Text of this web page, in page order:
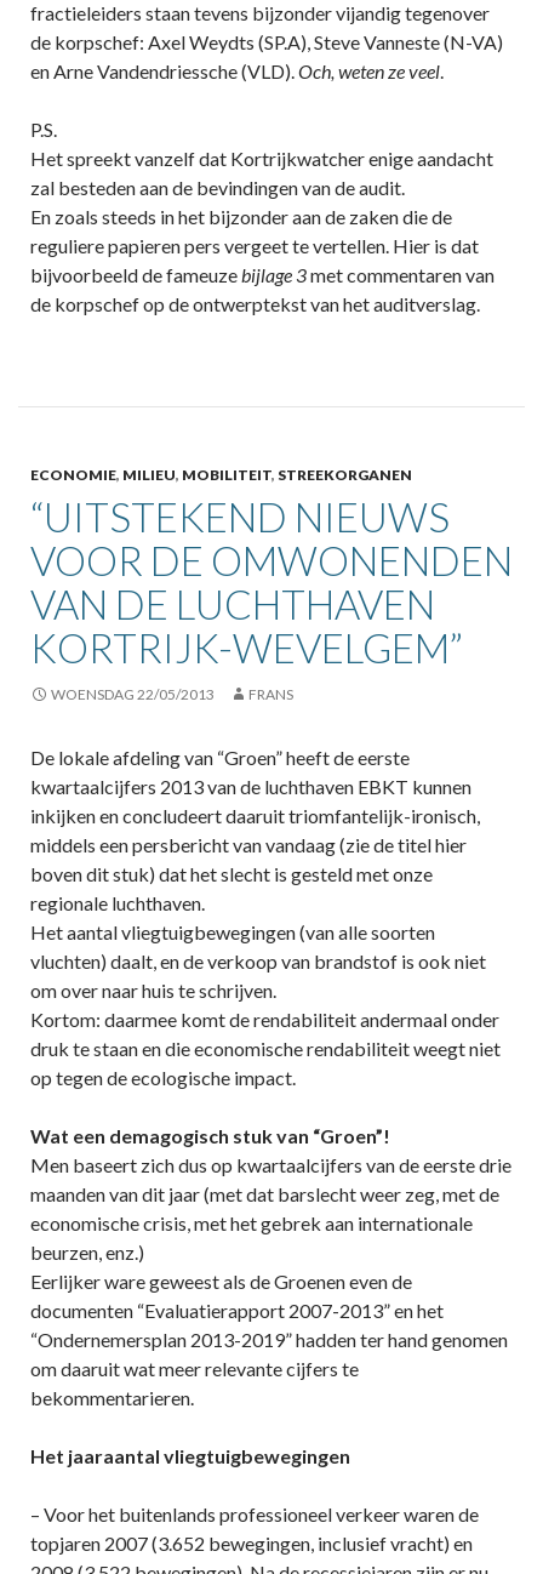
fractieleiders staan tevens bijzonder vijandig tegenover
de korpschef: Axel Weydts (SP.A), Steve Vanneste (N-VA)
en Arne Vandendriessche (VLD).Och, weten ze veel.
P.S.
Het spreekt vanzelf dat Kortrijkwatcher enige aandacht
zal besteden aan de bevindingen van de audit.
En zoals steeds in het bijzonder aan de zaken die de
reguliere papieren pers vergeet te vertellen. Hier is dat
bijvoorbeeld de fameuzebijlage 3met commentaren van
de korpschef op de ontwerptekst van het auditverslag.
ECONOMIE, MILIEU, MOBILITEIT, STREEKORGANEN
“UITSTEKEND NIEUWS
VOOR DE OMWONENDEN
VAN DE LUCHTHAVEN
KORTRIJK-WEVELGEM”
WOENSDAG 22/05/2013 FRANS
De lokale afdeling van “Groen” heeft de eerste
kwartaalcijfers 2013 van de luchthaven EBKT kunnen
inkijken en concludeert daaruit triomfantelijk-ironisch,
middels een persbericht van vandaag (zie de titel hier
boven dit stuk) dat het slecht is gesteld met onze
regionale luchthaven.
Het aantal vliegtuigbewegingen (van alle soorten
vluchten) daalt, en de verkoop van brandstof is ook niet
om over naar huis te schrijven.
Kortom: daarmee komt de rendabiliteit andermaal onder
druk te staan en die economische rendabiliteit weegt niet
op tegen de ecologische impact.
Wat een demagogisch stuk van “Groen”!
Men baseert zich dus op kwartaalcijfers van de eerste drie
maanden van dit jaar (met dat barslecht weer zeg, met de
economische crisis, met het gebrek aan internationale
beurzen, enz.)
Eerlijker ware geweest als de Groenen even de
documenten “Evaluatierapport 2007-2013” en het
“Ondernemersplan 2013-2019” hadden ter hand genomen
om daaruit wat meer relevante cijfers te
bekommentarieren.
Het jaaraantal vliegtuigbewegingen
– Voor het buitenlands professioneel verkeer waren de
topjaren 2007 (3.652 bewegingen, inclusief vracht) en